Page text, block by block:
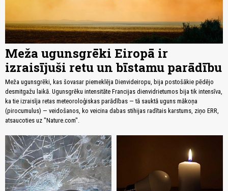
Meža ugunsgrēki Eiropā ir
izraisījuši retu un bīstamu parādību
Meža ugunsgrēki, kas šovasar piemeklēja Dienvideiropu, bija postošākie pēdējo
desmitgažu laikā. Ugunsgrēku intensitāte Francijas dienvidrietumos bija tik intensīva,
ka tie izraisīja retas meteoroloģiskas parādības — tā sauktā uguns mākoņa
(pirocumulus) — veidošanos, ko veicina dabas stihijas radītais karstums, ziņo ERR,
atsaucoties uz "Nature.com".